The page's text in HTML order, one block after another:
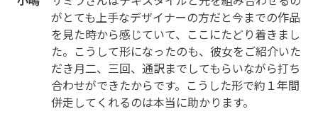
がとても上手なデザイナーの方だと今までの作品
を見た時から感じていて、ここにたどり着きまし
た。こうして形になったのも、彼女をご紹介いた
だき月二、三回、通訳までしてもらいながら打ち
合わせができたからです。こうした形で約１年間
併走してくれるのは本当に助かります。